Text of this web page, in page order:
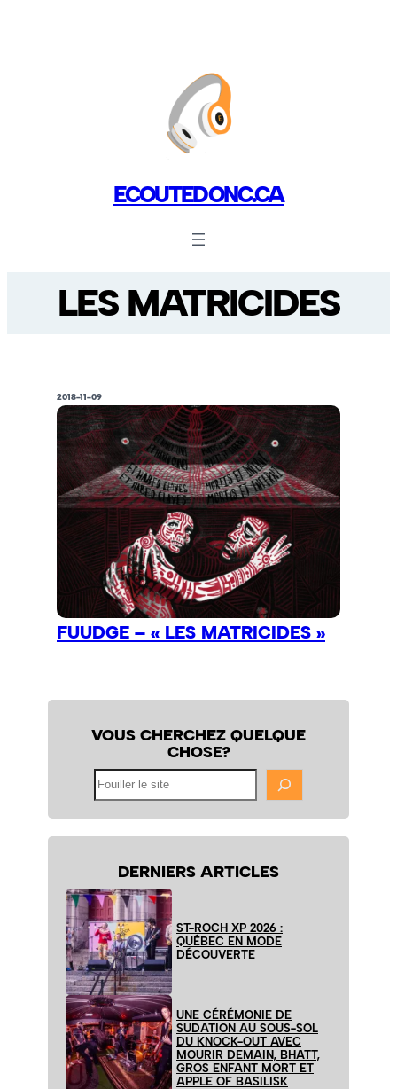
ECOUTEDONC.CA
LES MATRICIDES
2018-11-09
FUUDGE – « LES MATRICIDES »
VOUS CHERCHEZ QUELQUE
CHOSE?
DERNIERS ARTICLES
ST-ROCH XP 2026 :
QUÉBEC EN MODE
DÉCOUVERTE
UNE CÉRÉMONIE DE
SUDATION AU SOUS-SOL
DU KNOCK-OUT AVEC
MOURIR DEMAIN, BHATT,
GROS ENFANT MORT ET
APPLE OF BASILISK